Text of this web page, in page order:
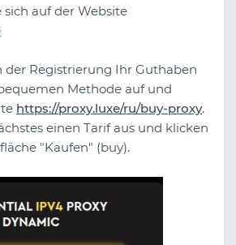
sich auf der Website
der Registrierung Ihr Guthaben
Methode auf und
https://proxy.luxe/ru/buy-proxy.
einen Tarif aus und klicken
"Kaufen" (buy).